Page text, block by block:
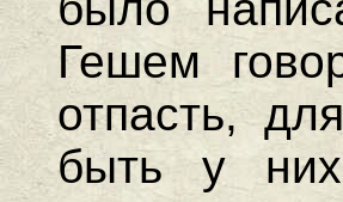
Гешем
отпасть,
быть у